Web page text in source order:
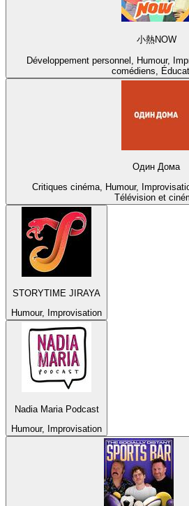
小熱NOW
Développement personnel, Humour,
comédiens,
Один Дома
Critiques cinéma, Humour,
Télévision et
STORYTIME JIRAYA
Humour, Improvisation
Nadia Maria Podcast
Humour, Improvisation